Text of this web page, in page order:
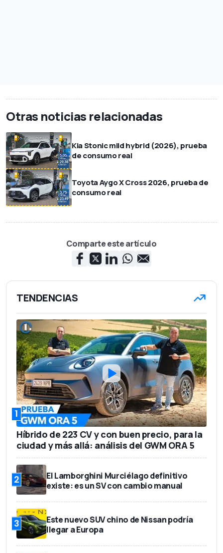
Otras noticias relacionadas
Kia Stonic mild hybrid (2026), prueba
de consumo real
Toyota Aygo X Cross 2026, prueba de
consumo real
Comparte este artículo
TENDENCIAS
1
Híbrido de 223 CV y con buen precio, para la
ciudad y más allá: análisis del GWM ORA 5
2
El Lamborghini Murciélago definitivo
existe: es un SV con cambio manual
3
Este nuevo SUV chino de Nissan podría
llegar a Europa